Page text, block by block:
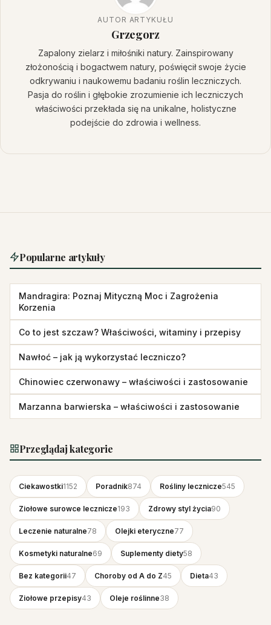
AUTOR ARTYKUŁU
Grzegorz
Zapalony zielarz i miłośniki natury. Zainspirowany
złożonością i bogactwem natury, poświęcił swoje życie
odkrywaniu i naukowemu badaniu roślin leczniczych.
Pasja do roślin i głębokie zrozumienie ich leczniczych
właściwości przekłada się na unikalne, holistyczne
podejście do zdrowia i wellness.
Popularne artykuły
Mandragira: Poznaj Mityczną Moc i Zagrożenia
Korzenia
Co to jest szczaw? Właściwości, witaminy i przepisy
Nawłoć – jak ją wykorzystać leczniczo?
Chinowiec czerwonawy – właściwości i zastosowanie
Marzanna barwierska – właściwości i zastosowanie
Przeglądaj kategorie
Ciekawostki1152 Poradnik874 Rośliny lecznicze545
Ziołowe surowce lecznicze193 Zdrowy styl życia90
Leczenie naturalne78 Olejki eteryczne77
Kosmetyki naturalne69 Suplementy diety58
Bez kategorii47 Choroby od A do Z45 Dieta43
Ziołowe przepisy43 Oleje roślinne38